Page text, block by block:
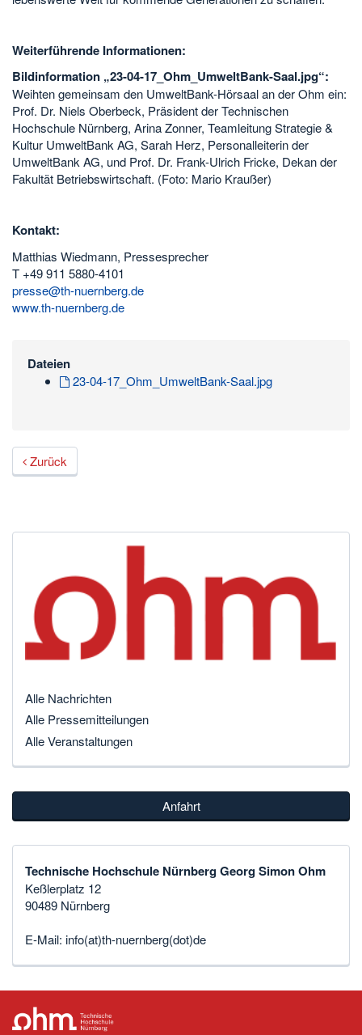
Weiterführende Informationen:
Bildinformation „23-04-17_Ohm_UmweltBank-Saal.jpg“:
Weihten gemeinsam den UmweltBank-Hörsaal an der Ohm ein:
Prof. Dr. Niels Oberbeck, Präsident der Technischen
Hochschule Nürnberg, Arina Zonner, Teamleitung Strategie &
Kultur UmweltBank AG, Sarah Herz, Personalleiterin der
UmweltBank AG, und Prof. Dr. Frank-Ulrich Fricke, Dekan der
Fakultät Betriebswirtschaft. (Foto: Mario Kraußer)
Kontakt:
Matthias Wiedmann, Pressesprecher
T +49 911 5880-4101
presse@th-nuernberg.de
www.th-nuernberg.de
Dateien
23-04-17_Ohm_UmweltBank-Saal.jpg
Zurück
Alle Nachrichten
Alle Pressemitteilungen
Alle Veranstaltungen
Anfahrt
Technische Hochschule Nürnberg Georg Simon Ohm
Keßlerplatz 12
90489 Nürnberg
E-Mail: info(at)th-nuernberg(dot)de